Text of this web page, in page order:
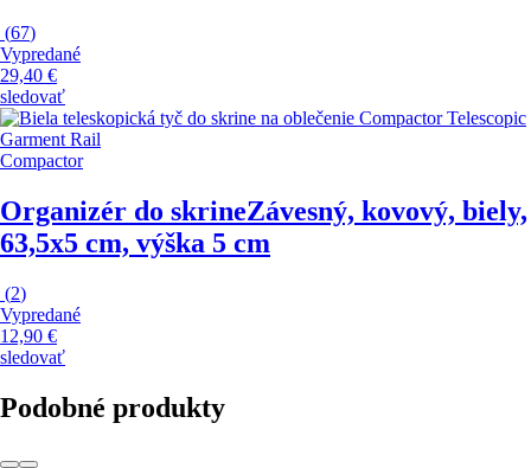
(67)
Vypredané
29,40 €
sledovať
Compactor
Organizér do skrineZávesný, kovový, biely,
63,5x5 cm, výška 5 cm
(2)
Vypredané
12,90 €
sledovať
Podobné produkty